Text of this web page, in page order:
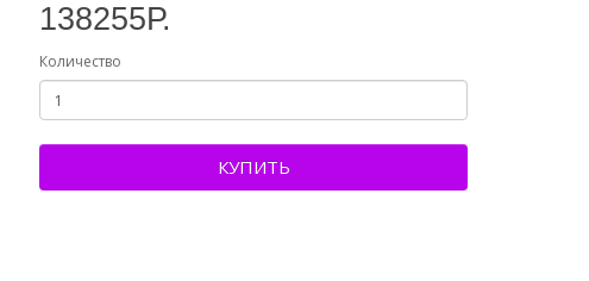
138255Р.
Количество
КУПИТЬ